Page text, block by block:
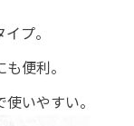
プ。
便利。
いやすい。